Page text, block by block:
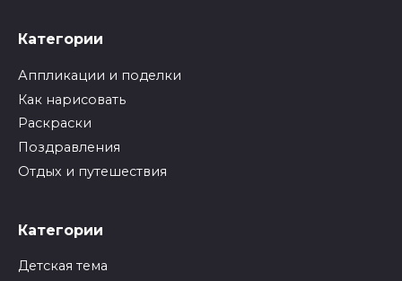
Категории
Аппликации и поделки
Как нарисовать
Раскраски
Поздравления
Отдых и путешествия
Категории
Детская тема